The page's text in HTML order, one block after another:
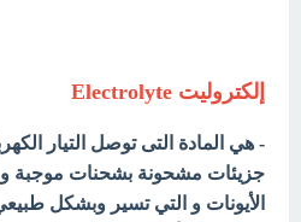
إلكتروليت Electrolyte
- هي المادة التى توصل التيار
جزيئات مشحونة بشحنات موجبة
الأيونات و التي تسير وبشكل